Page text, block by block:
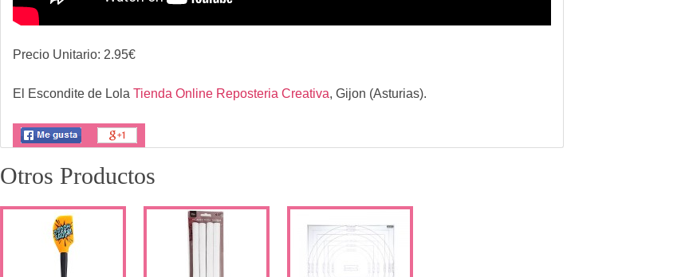
Precio Unitario: 2.95€
El Escondite de Lola Tienda Online Reposteria Creativa, Gijon (Asturias).
Otros Productos